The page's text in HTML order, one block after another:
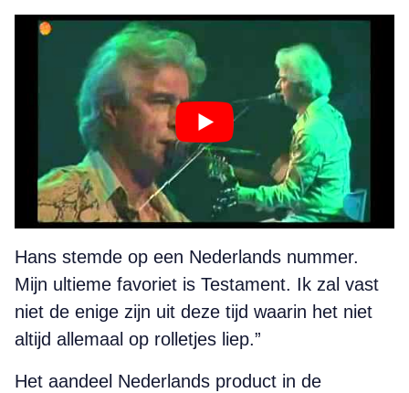
Hans stemde op een Nederlands nummer.
Mijn ultieme favoriet is Testament. Ik zal vast
niet de enige zijn uit deze tijd waarin het niet
altijd allemaal op rolletjes liep.”
Het aandeel Nederlands product in de